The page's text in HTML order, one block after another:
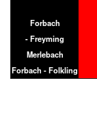
Forbach
- Freyming
Merlebach
Forbach - Folkling